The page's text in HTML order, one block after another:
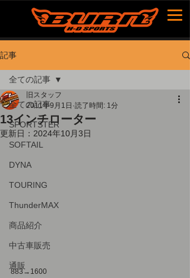
記事
全ての記事
SPORTSTER
SOFTAIL
DYNA
TOURING
ThunderMAX
商品紹介
中古車販売
通販
全ての記事
13インチローター
旧スタッフ
2011年9月1日 読了時間: 1分
更新日： 2024年10月3日
883→1600